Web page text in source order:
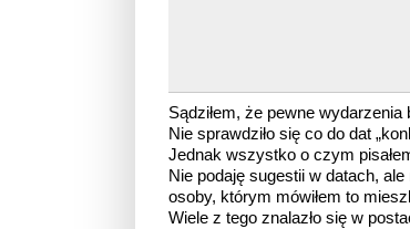
Sądziłem, że pewne
Nie sprawdziło się co do dat
Jednak wszystko o czym
Nie podaję sugestii w datach,
osoby, którym mówiłem to
Wiele z tego znalazło się w